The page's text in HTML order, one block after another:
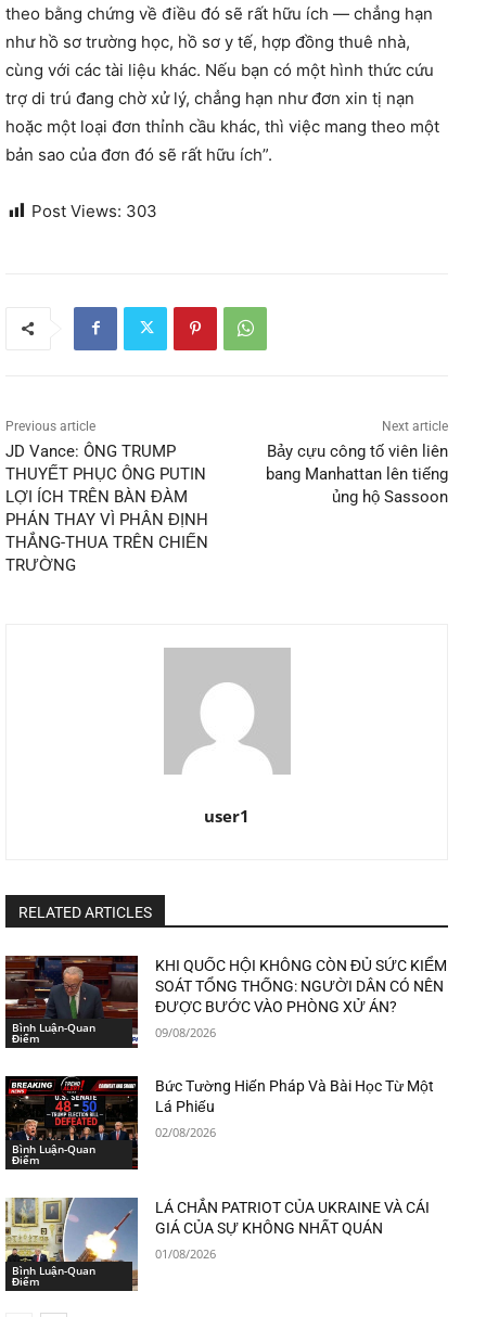
theo bằng chứng về điều đó sẽ rất hữu ích — chẳng hạn
như hồ sơ trường học, hồ sơ y tế, hợp đồng thuê nhà,
cùng với các tài liệu khác. Nếu bạn có một hình thức cứu
trợ di trú đang chờ xử lý, chẳng hạn như đơn xin tị nạn
hoặc một loại đơn thỉnh cầu khác, thì việc mang theo một
bản sao của đơn đó sẽ rất hữu ích”.
Post Views: 303
Previous article
JD Vance: ÔNG TRUMP
THUYẾT PHỤC ÔNG PUTIN
LỢI ÍCH TRÊN BÀN ĐÀM
PHÁN THAY VÌ PHÂN ĐỊNH
THẮNG-THUA TRÊN CHIẾN
TRƯỜNG
Next article
Bảy cựu công tố viên liên
bang Manhattan lên tiếng
ủng hộ Sassoon
user1
RELATED ARTICLES
Bình Luận-Quan
Điểm
KHI QUỐC HỘI KHÔNG CÒN ĐỦ SỨC KIỂM
SOÁT TỔNG THỐNG: NGƯỜI DÂN CÓ NÊN
ĐƯỢC BƯỚC VÀO PHÒNG XỬ ÁN?
09/08/2026
Bình Luận-Quan
Điểm
Bức Tường Hiến Pháp Và Bài Học Từ Một
Lá Phiếu
02/08/2026
Bình Luận-Quan
Điểm
LÁ CHẮN PATRIOT CỦA UKRAINE VÀ CÁI
GIÁ CỦA SỰ KHÔNG NHẤT QUÁN
01/08/2026